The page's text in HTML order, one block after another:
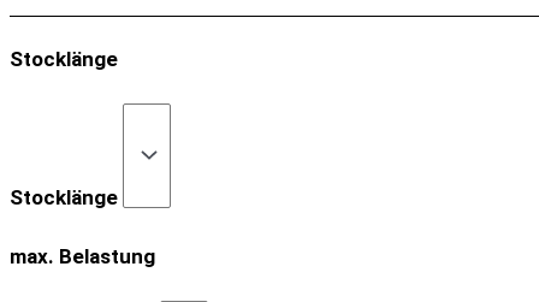
Stocklänge
Stocklänge
max. Belastung